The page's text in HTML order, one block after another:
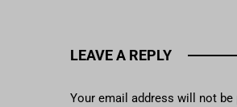
LEAVE A REPLY
Your email address will not be